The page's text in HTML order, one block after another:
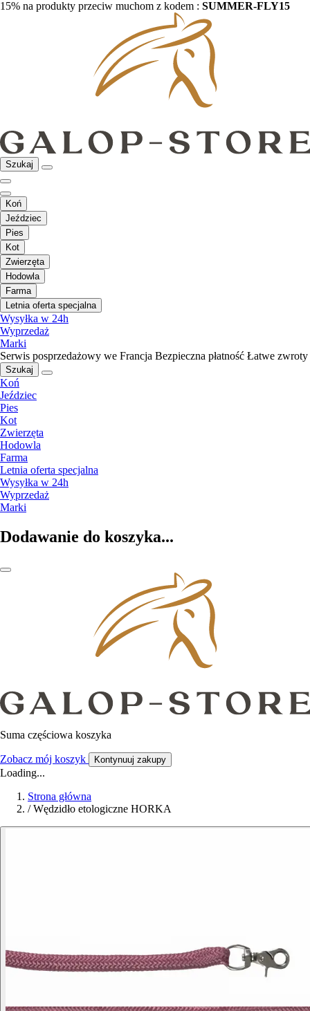
15% na produkty przeciw muchom z kodem : SUMMER-FLY15
Szukaj
Koń
Jeździec
Pies
Kot
Zwierzęta
Hodowla
Farma
Letnia oferta specjalna
Wysyłka w 24h
Wyprzedaż
Marki
Serwis posprzedażowy we Francja Bezpieczna płatność Łatwe zwroty
Szukaj
Koń
Jeździec
Pies
Kot
Zwierzęta
Hodowla
Farma
Letnia oferta specjalna
Wysyłka w 24h
Wyprzedaż
Marki
Dodawanie do koszyka...
Suma częściowa koszyka
Zobacz mój koszyk Kontynuuj zakupy
Loading...
Strona główna
/ Wędzidło etologiczne HORKA